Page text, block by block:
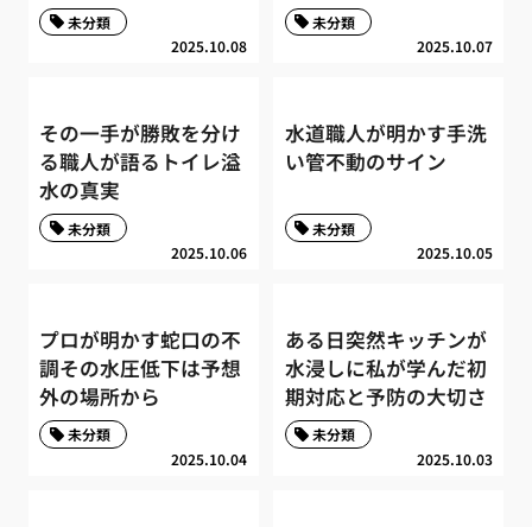
2025.10.08
未分類
2025.10.07
未分類
その一手が勝敗を分け
る職人が語るトイレ溢
水の真実
2025.10.06
未分類
水道職人が明かす手洗
い管不動のサイン
2025.10.05
未分類
プロが明かす蛇口の不
調その水圧低下は予想
外の場所から
2025.10.04
未分類
ある日突然キッチンが
水浸しに私が学んだ初
期対応と予防の大切さ
2025.10.03
未分類